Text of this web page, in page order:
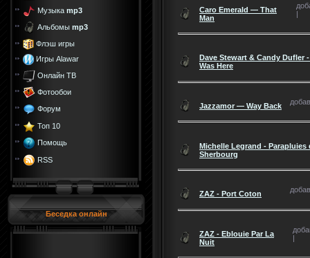
Музыка mp3
Альбомы mp3
Флэш игры
Игры Alawar
Онлайн ТВ
Фотообои
Форум
Топ 10
Помощь
RSS
Беседка онлайн
Caro Emerald — That
Man
|
Dave Stewart & Candy Dufler
Was Here
Jazzamor — Way Back
Michelle Legrand - Parapluies
Sherbourg
ZAZ - Port Coton
ZAZ - Eblouie Par La
Nuit
|